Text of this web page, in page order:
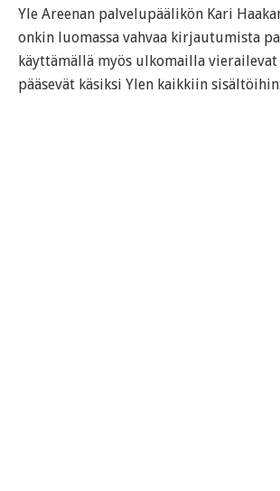
Yle Areenan palvelupäälikön Kari
onkin luomassa vahvaa kirjautumista
käyttämällä myös ulkomailla
pääsevät käsiksi Ylen kaikkiin sisältöihin: